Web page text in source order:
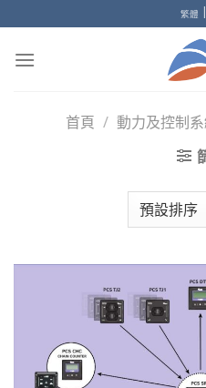
to
content
繁體 |
首頁 / 動力及控制